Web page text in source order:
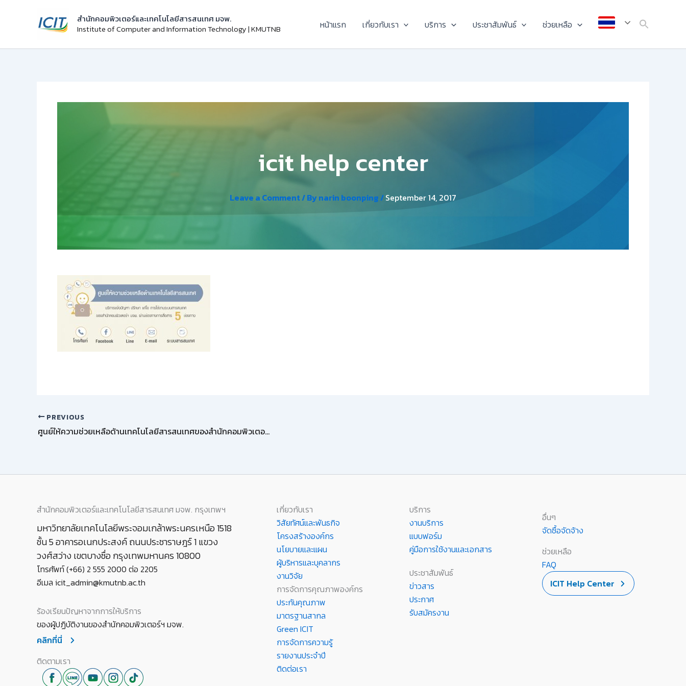
สำนักคอมพิวเตอร์และเทคโนโลยีสารสนเทศ มจพ.
Institute of Computer and Information Technology | KMUTNB
หน้าแรก เกี่ยวกับเรา บริการ ประชาสัมพันธ์ ช่วยเหลือ
icit help center
Leave a Comment/ Bynarin boonping/September 14, 2017
PREVIOUS
ศูนย์ให้ความช่วยเหลือด้านเทคโนโลยีสารสนเทศของสำนักคอมพิวเตอร์ฯ
สำนักคอมพิวเตอร์และเทคโนโลยีสารสนเทศ มจพ. กรุงเทพฯ
มหาวิทยาลัยเทคโนโลยีพระจอมเกล้าพระนครเหนือ 1518
ชั้น 5 อาคารอเนกประสงค์ ถนนประชาราษฎร์ 1 แขวง
วงศ์สว่าง เขตบางซื่อ กรุงเทพมหานคร 10800
โทรศัพท์ (+66) 2 555 2000 ต่อ 2205
อีเมล icit_admin@kmutnb.ac.th
ร้องเรียนปัญหาจากการให้บริการ
ของผู้ปฏิบัติงานของสำนักคอมพิวเตอร์ฯ มจพ.
คลิกที่นี่
ติดตามเรา
เกี่ยวกับเรา
วิสัยทัศน์และพันธกิจ
โครงสร้างองค์กร
นโยบายและแผน
ผู้บริหารและบุคลากร
งานวิจัย
การจัดการคุณภาพองค์กร
ประกันคุณภาพ
มาตรฐานสากล
Green ICIT
การจัดการความรู้
รายงานประจำปี
ติดต่อเรา
บริการ
งานบริการ
แบบฟอร์ม
คู่มือการใช้งานและเอกสาร
ประชาสัมพันธ์
ข่าวสาร
ประกาศ
รับสมัครงาน
อื่นๆ
จัดซื้อจัดจ้าง
ช่วยเหลือ
FAQ
ICIT Help Center